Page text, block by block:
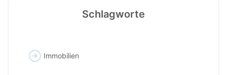
Schlagworte
Immobilien